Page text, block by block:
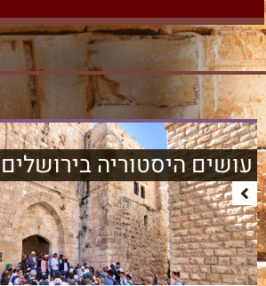
עושים היסטוריה בירושלים